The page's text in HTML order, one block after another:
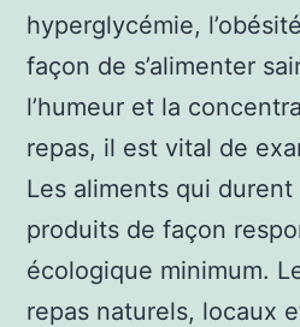
hyperglycémie,
façon de s’alimenter
l’humeur et la
repas, il est vital de
Les aliments qui
produits de façon
écologique minimum.
repas naturels, locaux